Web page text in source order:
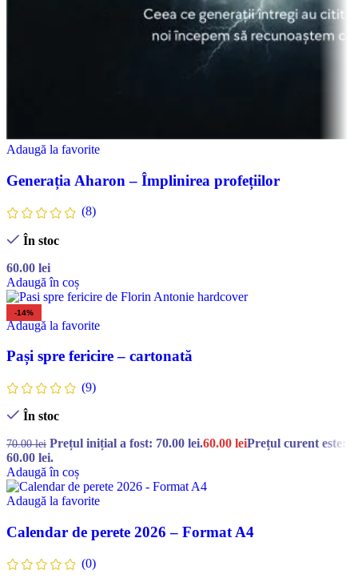
Adaugă la favorite
Generația Aharon – Împlinirea profețiilor
(8)
În stoc
60.00 lei
Adaugă în coș
-14%
Adaugă la favorite
Pași spre fericire – cartonată
(9)
În stoc
70.00lei Prețul inițial a fost: 70.00 lei.60.00 leiPrețul curent este:
60.00 lei.
Adaugă în coș
Adaugă la favorite
Calendar de perete 2026 – Format A4
(0)